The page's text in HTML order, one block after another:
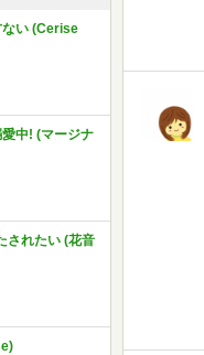
ない (Cerise
中! (マージナ
されたい (花音